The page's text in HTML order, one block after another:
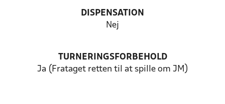
DISPENSATION
Nej
TURNERINGSFORBEHOLD
Ja (Frataget retten til at spille om JM)